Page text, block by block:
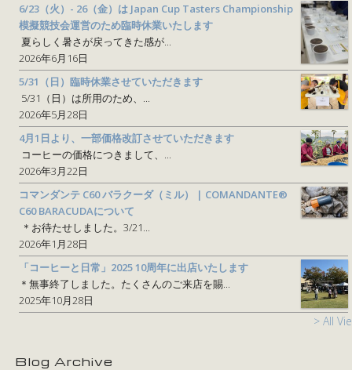
6/23（火）- 26（金）は Japan Cup Tasters Championship
模擬競技会運営のため臨時休業いたします
夏らしく暑さが戻ってきた感が...
2026年6月16日
5/31（日）臨時休業させていただきます
5/31（日）は所用のため、...
2026年5月28日
4月1日より、一部価格改訂させていただきます
コーヒーの価格につきまして、...
2026年3月22日
コマンダンテ C60 バラクーダ（ミル） | COMANDANTE®
C60 BARACUDAについて
＊お待たせしました。3/21...
2026年1月28日
「コーヒーと日常」2025 10周年に出店いたします
＊無事終了しました。たくさんのご来店を賜...
2025年10月28日
> All
Blog Archive